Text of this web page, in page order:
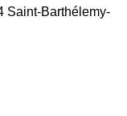
Saint-Barthélemy-